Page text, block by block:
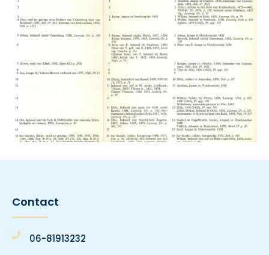
Contact
06-81913232